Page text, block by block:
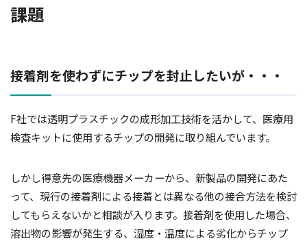
課題
接着剤を使わずにチップを封止したいが・・・
F社では透明プラスチックの成形加工技術を活かして、医療用
検査キットに使用するチップの開発に取り組んでいます。
しかし得意先の医療機器メーカーから、新製品の開発にあた
って、現行の接着剤による接着とは異なる他の接合方法を検討
してもらえないかと相談が入ります。接着剤を使用した場合、
溶出物の影響が発生する、湿度・温度による劣化からチップ